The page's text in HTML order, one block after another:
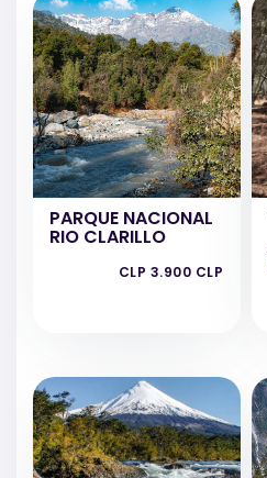
PARQUE NACIONAL
RIO CLARILLO
CLP 3.900 CLP